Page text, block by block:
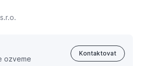
ozveme
Kontaktovat